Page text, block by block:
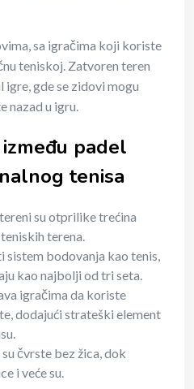
sa igračima koji koriste
teniskoj. Zatvoren teren
igre, gde se zidovi mogu
nazad u igru.
padel
tenisa
su otprilike trećina
terena.
sistem bodovanja kao tenis,
kao najbolji od tri seta.
igračima da koriste
dodajući strateški element
čvrste bez žica, dok
i veće su.